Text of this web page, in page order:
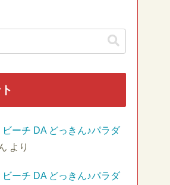
ーチ DA どっきん♪パラダ
より
ーチ DA どっきん♪パラダ